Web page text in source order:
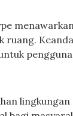
ruang.